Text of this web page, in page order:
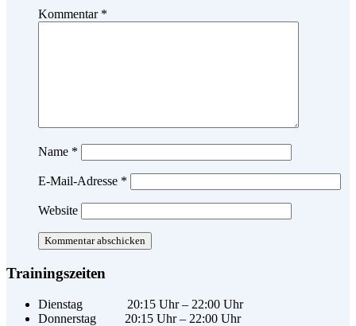
Kommentar *
Name *
E-Mail-Adresse *
Website
Trainingszeiten
Dienstag 20:15 Uhr – 22:00 Uhr
Donnerstag 20:15 Uhr – 22:00 Uhr